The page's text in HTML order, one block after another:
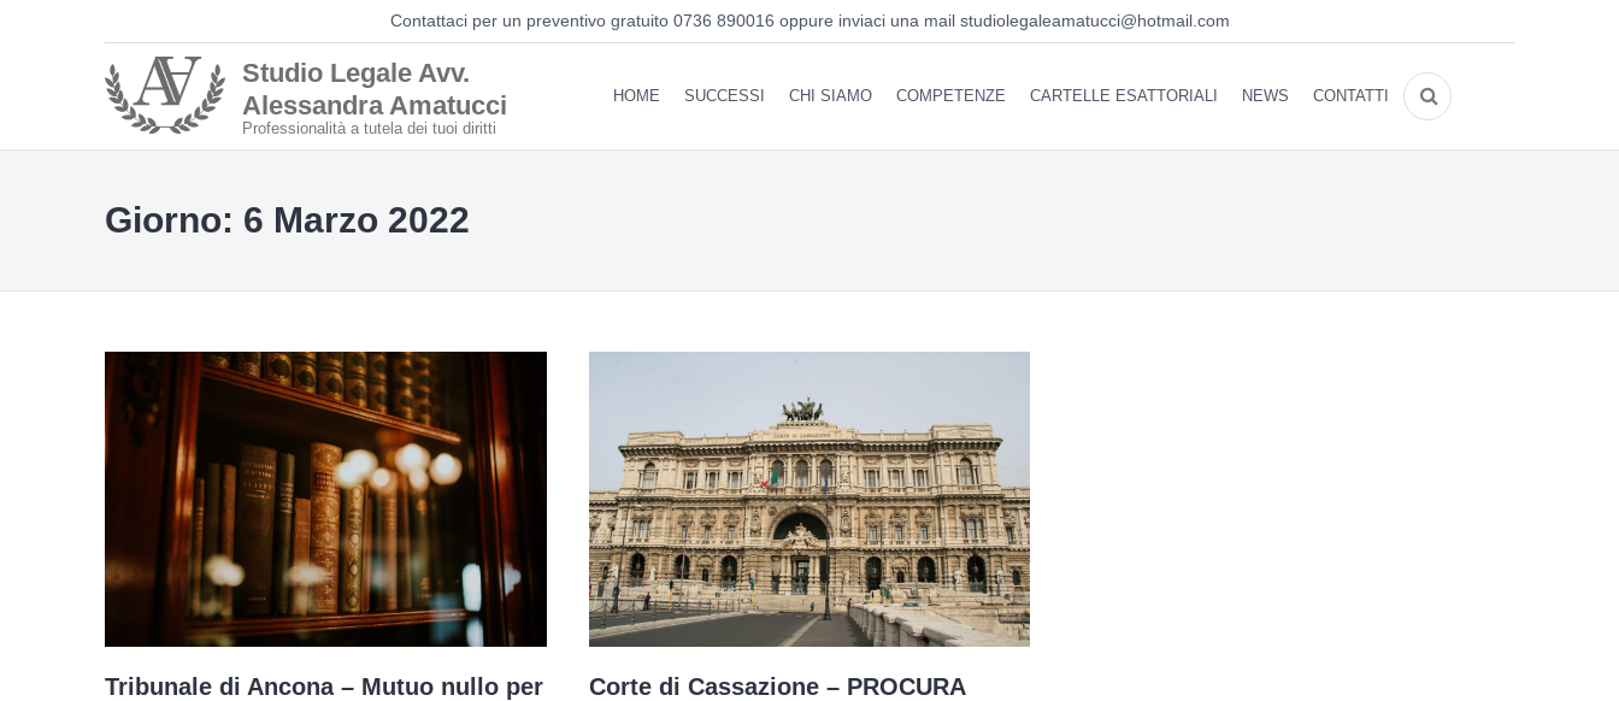
Contattaci per un preventivo gratuito 0736 890016 oppure inviaci una mail studiolegaleamatucci@hotmail.com
Studio Legale Avv.
Alessandra Amatucci
Professionalità a tutela dei tuoi diritti
HOME SUCCESSI CHI SIAMO COMPETENZE CARTELLE ESATTORIALI NEWS CONTATTI
Giorno: 6 Marzo 2022
Tribunale di Ancona – Mutuo nullo per
Corte di Cassazione – PROCURA